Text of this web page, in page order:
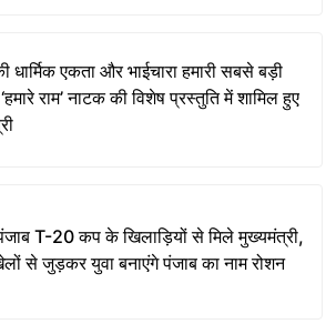
धार्मिक एकता और भाईचारा हमारी सबसे बड़ी
राम’ नाटक की विशेष प्रस्तुति में शामिल हुए
T-20 कप के खिलाड़ियों से मिले मुख्यमंत्री,
से जुड़कर युवा बनाएंगे पंजाब का नाम रोशन